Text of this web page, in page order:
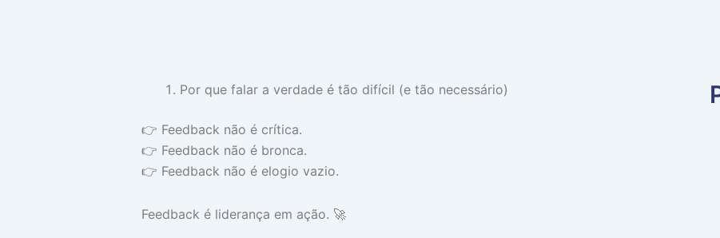
Por que falar a verdade é tão difícil (e tão necessário)
👉 Feedback não é crítica.
👉 Feedback não é bronca.
👉 Feedback não é elogio vazio.
Feedback é liderança em ação. 🚀